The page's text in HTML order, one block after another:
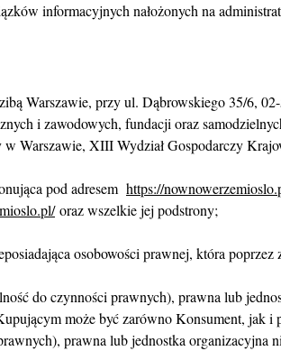
informacyjnych nałożonych na
Warszawie, przy ul. Dąbrowskiego 35/6,
i zawodowych, fundacji oraz
Warszawie, XIII Wydział Gospodarczy
pod adresem https://
oraz wszelkie jej podstrony;
osobowości prawnej, która
do czynności prawnych), prawna lub
może być zarówno Konsument, jak i
prawna lub jednostka organizacyjna